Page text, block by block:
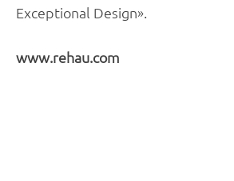
Exceptional Design».
www.rehau.com